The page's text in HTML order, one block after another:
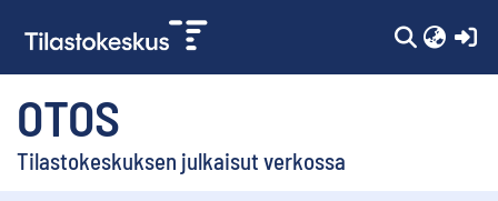
OTOS
Tilastokeskuksen julkaisut verkossa